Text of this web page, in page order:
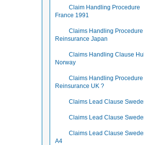
Claim Handling Procedure
France 1991
Claims Handling Procedure
Reinsurance Japan
Claims Handling Clause
Norway
Claims Handling Procedure
Reinsurance UK ?
Claims Lead Clause
Claims Lead Clause
Claims Lead Clause
A4